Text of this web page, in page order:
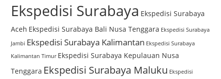
Ekspedisi Surabaya Ekspedisi Surabaya
Aceh Ekspedisi Surabaya Bali Nusa Tenggara Ekspedisi Surabaya
Jambi Ekspedisi Surabaya Kalimantan Ekspedisi Surabaya
Kalimantan Timur Ekspedisi Surabaya Kepulauan Nusa
Tenggara Ekspedisi Surabaya Maluku Ekspedisi